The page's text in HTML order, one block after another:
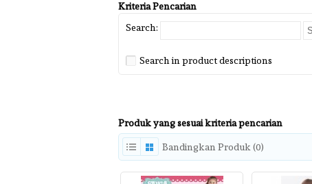
Kriteria Pencarian
Search:
Search in product descriptions
Produk yang sesuai kriteria pencarian
Bandingkan Produk (0)